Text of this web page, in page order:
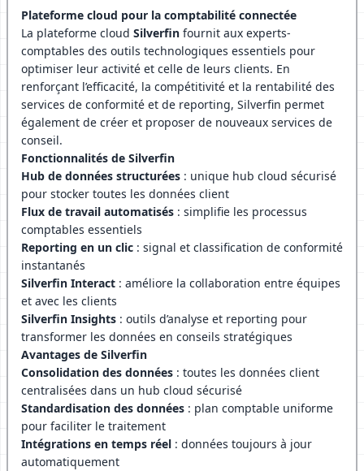
Plateforme cloud pour la comptabilité connectée
La plateforme cloud Silverfin fournit aux experts-
comptables des outils technologiques essentiels pour
optimiser leur activité et celle de leurs clients. En
renforçant l’efficacité, la compétitivité et la rentabilité des
services de conformité et de reporting, Silverfin permet
également de créer et proposer de nouveaux services de
conseil.
Fonctionnalités de Silverfin
Hub de données structurées : unique hub cloud sécurisé
pour stocker toutes les données client
Flux de travail automatisés : simplifie les processus
comptables essentiels
Reporting en un clic : signal et classification de conformité
instantanés
Silverfin Interact : améliore la collaboration entre équipes
et avec les clients
Silverfin Insights : outils d’analyse et reporting pour
transformer les données en conseils stratégiques
Avantages de Silverfin
Consolidation des données : toutes les données client
centralisées dans un hub cloud sécurisé
Standardisation des données : plan comptable uniforme
pour faciliter le traitement
Intégrations en temps réel : données toujours à jour
automatiquement